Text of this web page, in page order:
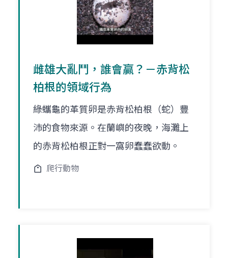
雌雄大亂鬥，誰會贏？－赤背松
柏根的領域行為
綠蠵龜的革質卵是赤背松柏根（蛇）豐
沛的食物來源。在蘭嶼的夜晚，海灘上
的赤背松柏根正對一窩卵蠢蠢欲動。
爬行動物